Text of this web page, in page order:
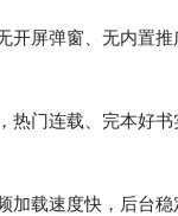
开屏弹窗、无内置
热门连载、完本好
加载速度快，后台